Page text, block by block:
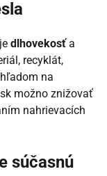
dlhovekosťa
recyklát,
na
možno znižovať
nahrievacích
súčasnú